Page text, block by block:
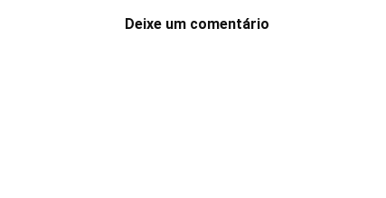
Deixe um comentário